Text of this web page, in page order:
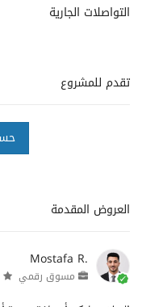
التواصلات الجارية
تقدم للمشروع
العروض المقدمة
Mostafa R.
مسوق رقمي